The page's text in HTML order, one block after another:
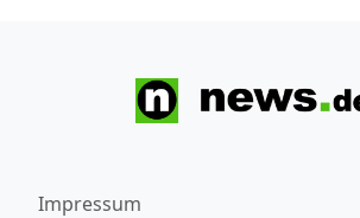
Impressum